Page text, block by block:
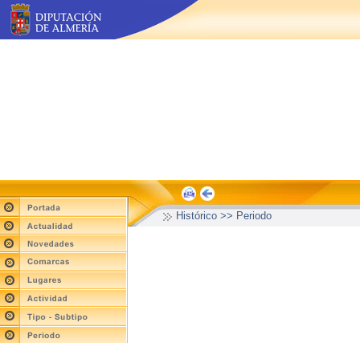
Histórico >> Periodo